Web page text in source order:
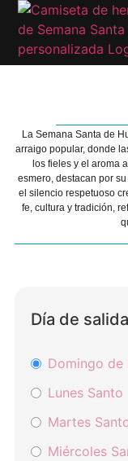
La Semana Santa de
arraigo popular, donde
los fieles y el aroma
esmero, destacan por
el silencio respetuoso
fe, cultura y tradición,
Día de salida
Domingo de
Lunes Santo
Martes
Miércoles